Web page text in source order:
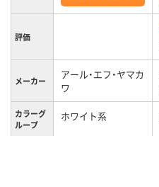
評価
メーカー
アール・エフ・ヤマカ
ワ
カラーグ
ループ
ホワイト系